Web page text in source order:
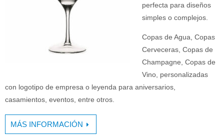
perfecta para diseños
simples o complejos.
Copas de Agua, Copas
Cerveceras, Copas de
Champagne, Copas de
Vino, personalizadas
con logotipo de empresa o leyenda para aniversarios,
casamientos, eventos, entre otros.
MÁS INFORMACIÓN